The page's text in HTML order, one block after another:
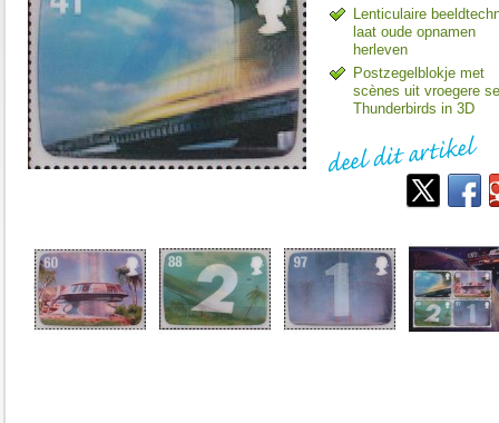
Lenticulaire
laat oude opnamen
herleven
Postzegelblokje met
scènes uit vroegere
Thunderbirds in 3D